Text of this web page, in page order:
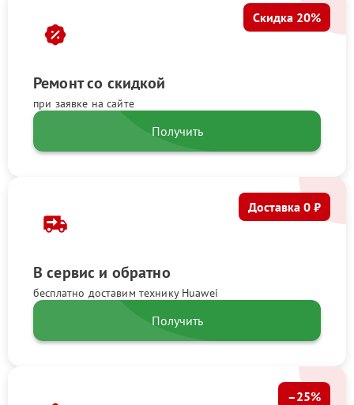
Ремонт со скидкой
при заявке на сайте
Скидка 20%
Получить
В сервис и обратно
бесплатно доставим технику Huawei
Доставка 0 ₽
Получить
–25%